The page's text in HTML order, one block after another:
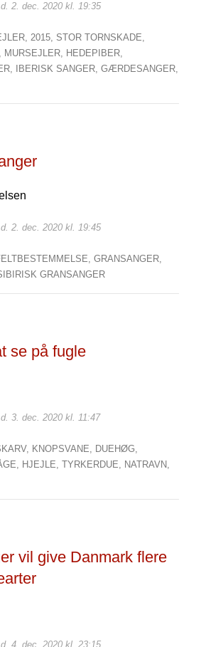
2. dec. 2020 kl. 19:35
2015, STOR TORNSKADE,
MURSEJLER, HEDEPIBER,
IBERISK SANGER, GÆRDESANGER,
2. dec. 2020 kl. 19:45
GRANSANGER,
GRANSANGER
se på fugle
3. dec. 2020 kl. 11:47
KNOPSVANE, DUEHØG,
HJEJLE, TYRKERDUE, NATRAVN,
vil give Danmark flere
4. dec. 2020 kl. 23:15